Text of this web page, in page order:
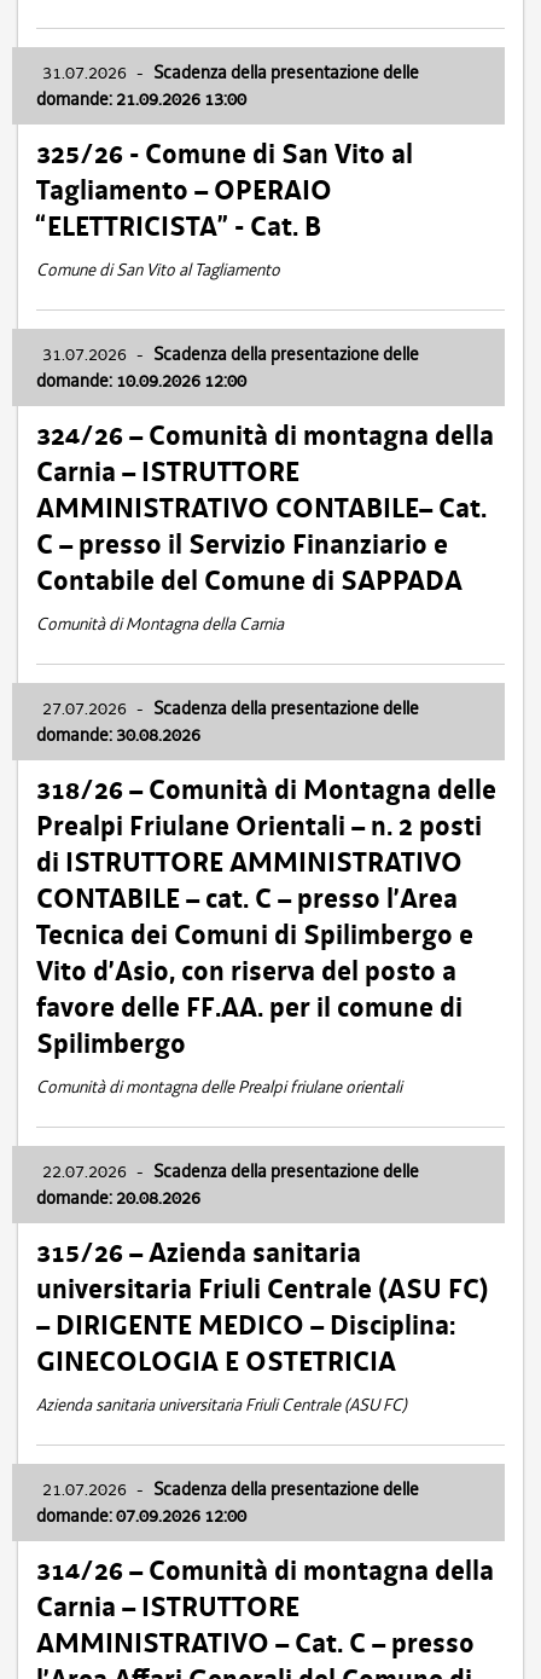
31.07.2026 - Scadenza della presentazione delle
domande: 21.09.2026 13:00
325/26 - Comune di San Vito al
Tagliamento – OPERAIO
“ELETTRICISTA” - Cat. B
Comune di San Vito al Tagliamento
31.07.2026 - Scadenza della presentazione delle
domande: 10.09.2026 12:00
324/26 – Comunità di montagna della
Carnia – ISTRUTTORE
AMMINISTRATIVO CONTABILE– Cat.
C – presso il Servizio Finanziario e
Contabile del Comune di SAPPADA
Comunità di Montagna della Carnia
27.07.2026 - Scadenza della presentazione delle
domande: 30.08.2026
318/26 – Comunità di Montagna delle
Prealpi Friulane Orientali – n. 2 posti
di ISTRUTTORE AMMINISTRATIVO
CONTABILE – cat. C – presso l’Area
Tecnica dei Comuni di Spilimbergo e
Vito d’Asio, con riserva del posto a
favore delle FF.AA. per il comune di
Spilimbergo
Comunità di montagna delle Prealpi friulane orientali
22.07.2026 - Scadenza della presentazione delle
domande: 20.08.2026
315/26 – Azienda sanitaria
universitaria Friuli Centrale (ASU FC)
– DIRIGENTE MEDICO – Disciplina:
GINECOLOGIA E OSTETRICIA
Azienda sanitaria universitaria Friuli Centrale (ASU FC)
21.07.2026 - Scadenza della presentazione delle
domande: 07.09.2026 12:00
314/26 – Comunità di montagna della
Carnia – ISTRUTTORE
AMMINISTRATIVO – Cat. C – presso